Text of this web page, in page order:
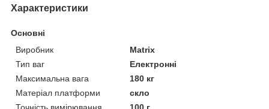
Характеристики
Основні
Виробник
Matrix
Тип ваг
Електронні
Максимальна вага
180 кг
Матеріал платформи
скло
Точність вимірювання
100 г